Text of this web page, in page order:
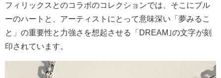
フィリックスとのコラボのコレクションでは、そこにブル
ーのハートと、アーティストにとって意味深い「夢みるこ
と」の重要性と力強さを想起させる「 DREAM ｣の文字が刻
印されています。